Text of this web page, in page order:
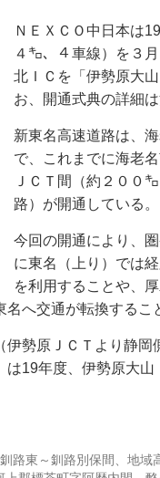
ＮＥＸＣＯ中日本は
４㌔、４車線）を３
北ＩＣを「伊勢原大
お、開通式典の詳細
新東名高速道路は、
で、これまでに海老
ＪＣＴ間（約２００
路）が開通している。
今回の開通により、
に東名（上り）では
を利用することや、
へ交通が転換する
伊勢原ＪＣＴより静
は19年度、伊勢原大
路東～釧路別保間、地域